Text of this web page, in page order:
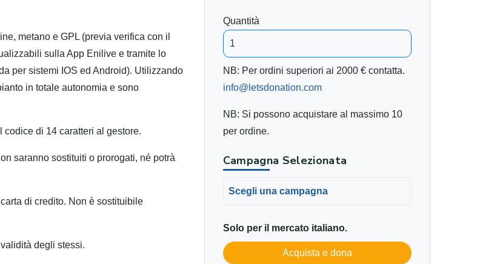
metano e GPL (previa verifica con il
sulla App Enilive e tramite lo
per sistemi IOS ed Android). Utilizzando
in totale autonomia e sono
di 14 caratteri al gestore.
saranno sostituiti o prorogati, né potrà
di credito. Non è sostituibile
degli stessi.
Quantità
NB: Per ordini superiori ai 2000 € contatta.
info@letsdonation.com
NB: Si possono acquistare al massimo 10
per ordine.
Campagna Selezionata
Scegli una campagna
Solo per il mercato italiano.
Acquista e dona